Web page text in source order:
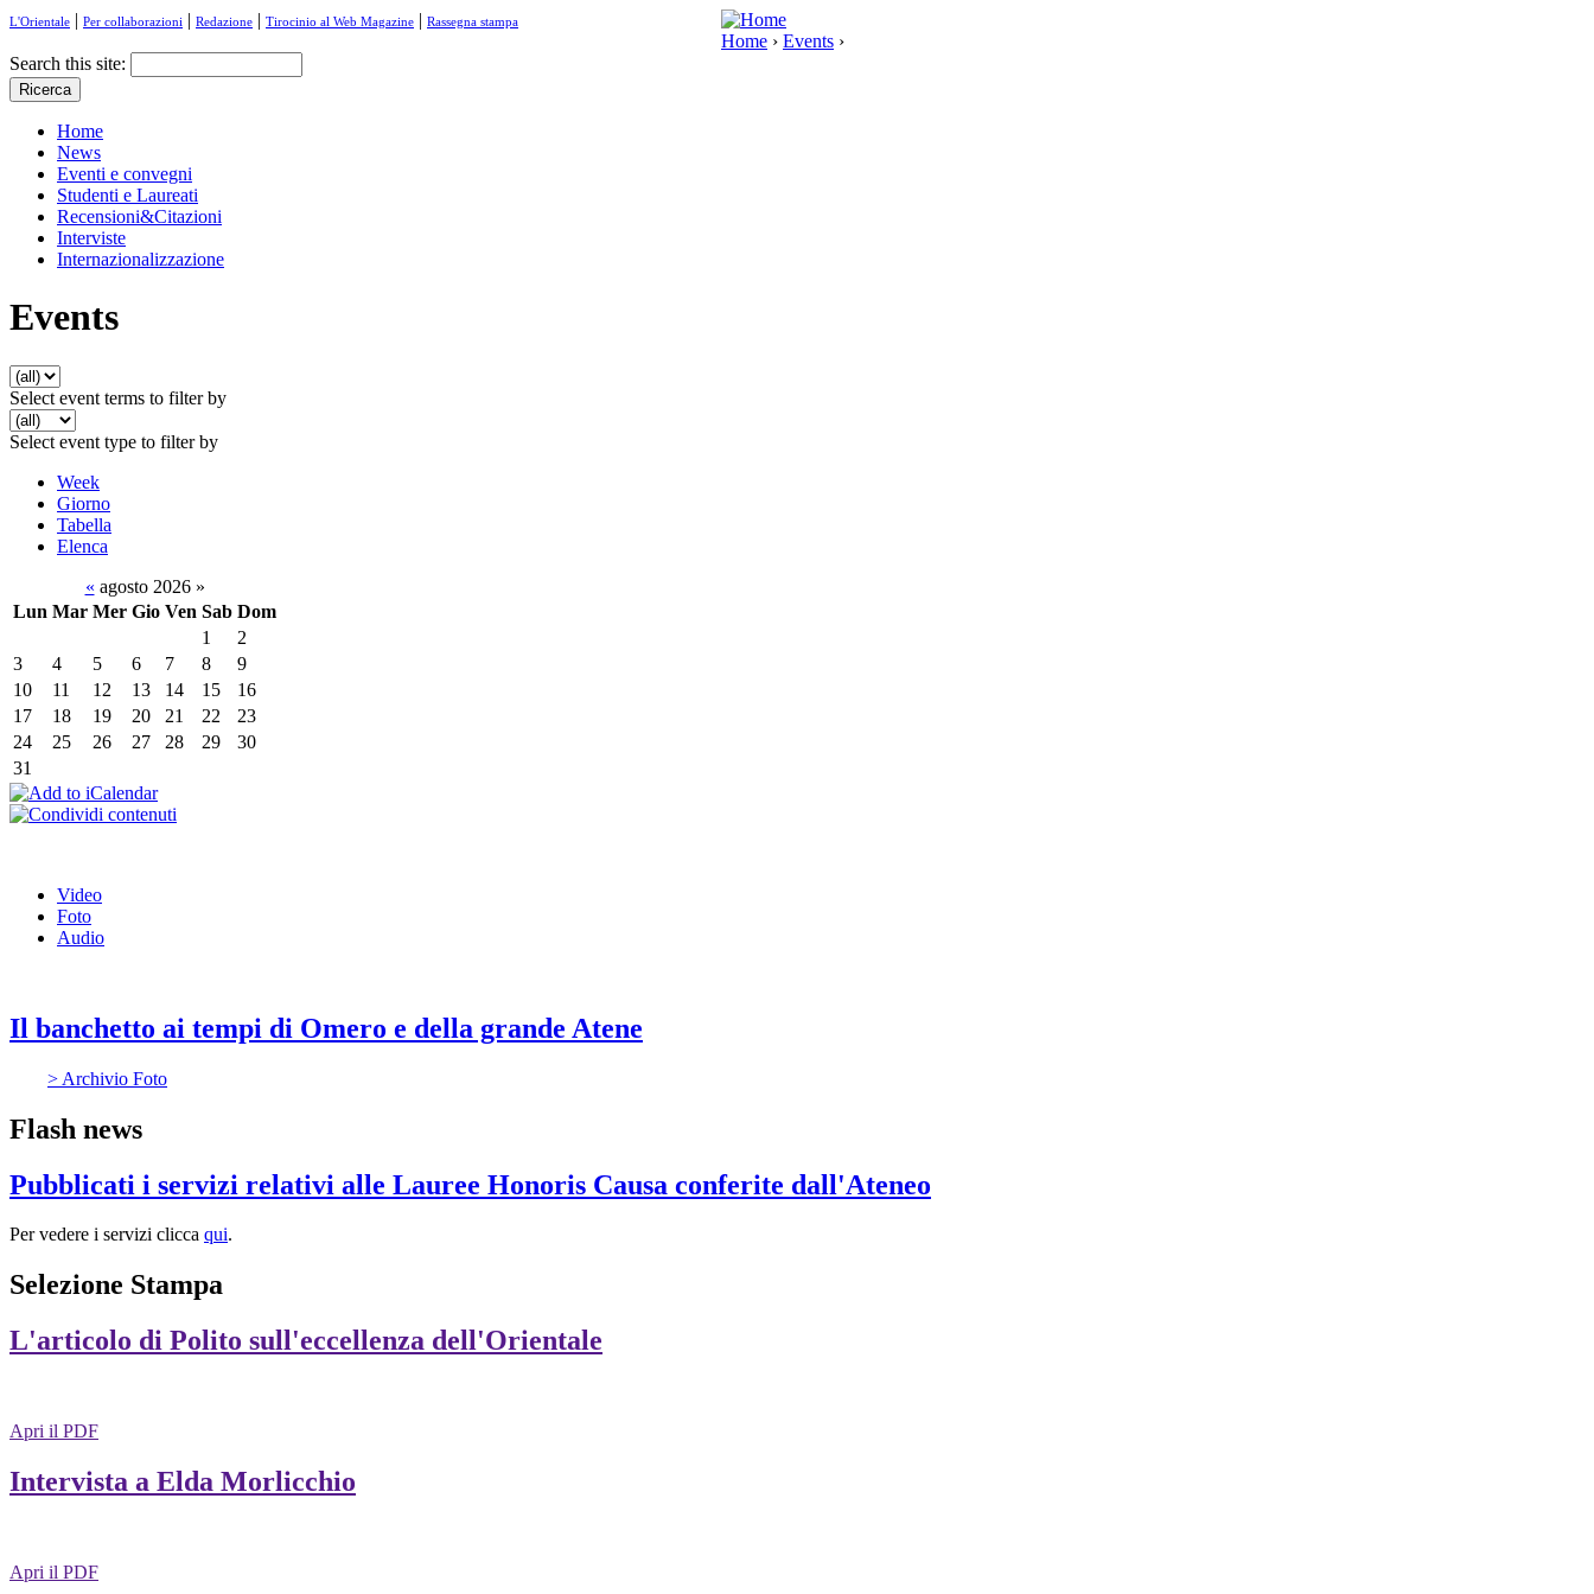
L'Orientale | Per collaborazioni | Redazione | Tirocinio al Web Magazine | Rassegna stampa
Home › Events ›
Search this site:
Home
News
Eventi e convegni
Studenti e Laureati
Recensioni&Citazioni
Interviste
Internazionalizzazione
Events
Select event terms to filter by
Select event type to filter by
Week
Giorno
Tabella
Elenca
« agosto 2026 »
Lun Mar Mer Gio Ven Sab Dom
1
2
3
4 5 6 7 8
9
10
11 12 13 14 15
16
17
18 19 20 21 22
23
24
25 26 27 28 29
30
31
Video
Foto
Audio
Il banchetto ai tempi di Omero e della grande Atene
> Archivio Foto
Flash news
Pubblicati i servizi relativi alle Lauree Honoris Causa conferite dall'Ateneo
Per vedere i servizi clicca qui.
Selezione Stampa
L'articolo di Polito sull'eccellenza dell'Orientale
Apri il PDF
Intervista a Elda Morlicchio
Apri il PDF